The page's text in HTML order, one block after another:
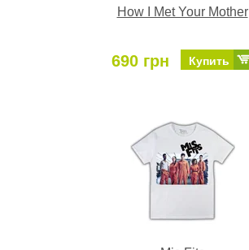
How I Met Your Mother
690 грн Купить